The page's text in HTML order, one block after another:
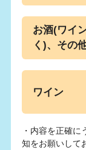
お酒(ワイ
く)、その
ワイン
・内容を正確
知をお願いして